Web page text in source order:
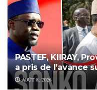
PASTEF, KIIRAY,
a pris de l’avance
AOÛT 8, 2026